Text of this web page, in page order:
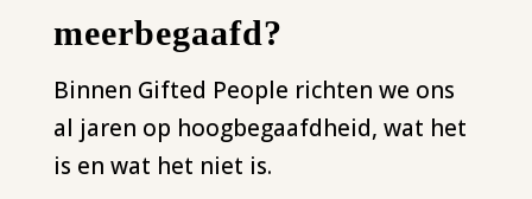
meerbegaafd?
Binnen Gifted People richten we ons
al jaren op hoogbegaafdheid, wat het
is en wat het niet is.